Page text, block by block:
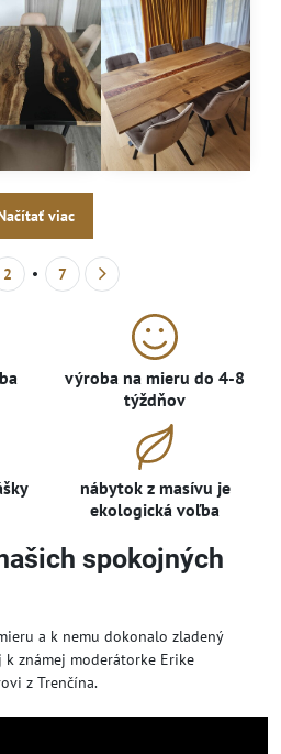
viac
2 7
výroba na mieru do 4-8
týždňov
nábytok z masívu je
ekologická voľba
spokojných
a k nemu dokonalo zladený
známej moderátorke Erike
z Trenčína.